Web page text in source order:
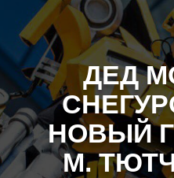
ДЕД
НОВЫЙ
М.